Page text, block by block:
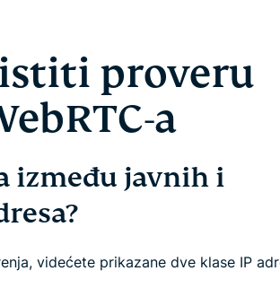
proveru
a
između javnih i
videćete prikazane dve klase IP